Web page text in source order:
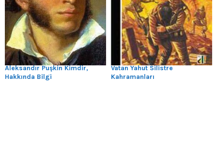
Aleksandır Puşkin Kimdir,
Hakkında Bilgi
Vatan Yahut Silistre
Kahramanları